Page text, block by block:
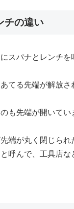
チの違い
スパナとレンチ
てる先端が解放
のも先端が開いて
端が丸く閉じられ
呼んで、工具店な